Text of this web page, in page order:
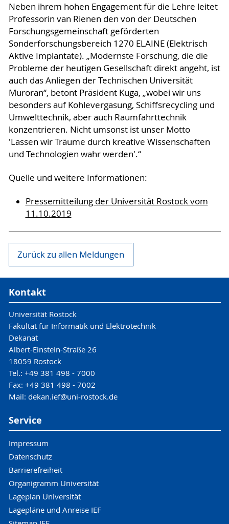
Neben ihrem hohen Engagement für die Lehre leitet
Professorin van Rienen den von der Deutschen
Forschungsgemeinschaft geförderten
Sonderforschungsbereich 1270 ELAINE (Elektrisch
Aktive Implantate). „Modernste Forschung, die die
Probleme der heutigen Gesellschaft direkt angeht, ist
auch das Anliegen der Technischen Universität
Muroran“, betont Präsident Kuga, „wobei wir uns
besonders auf Kohlevergasung, Schiffsrecycling und
Umwelttechnik, aber auch Raumfahrttechnik
konzentrieren. Nicht umsonst ist unser Motto
'Lassen wir Träume durch kreative Wissenschaften
und Technologien wahr werden'.“
Quelle und weitere Informationen:
Pressemitteilung der Universität Rostock vom
11.10.2019
Zurück zu allen Meldungen
Kontakt
Universität Rostock
Fakultät für Informatik und Elektrotechnik
Dekanat
Albert-Einstein-Straße 26
18059 Rostock
Tel.: +49 381 498 - 7000
Fax: +49 381 498 - 7002
Mail: dekan.ief@uni-rostock.de
Service
Impressum
Datenschutz
Barrierefreiheit
Organigramm Universität
Lageplan Universität
Lagepläne und Anreise IEF